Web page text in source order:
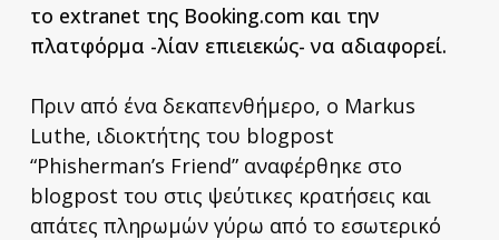
το extranet της Booking.com και την
πλατφόρμα -λίαν επιειεκώς- να αδιαφορεί.
Πριν από ένα δεκαπενθήμερο, ο Markus
Luthe, ιδιοκτήτης του blogpost
“Phisherman’s Friend” αναφέρθηκε στο
blogpost του στις ψεύτικες κρατήσεις και
απάτες πληρωμών γύρω από το εσωτερικό